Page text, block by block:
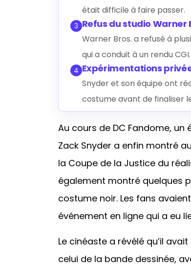
était difficile à faire passer.
3 Refus du studio Warner
Warner Bros. a refusé à
qui a conduit à un rendu CGI.
4 Expérimentations
Snyder et son équipe ont
costume avant de finaliser
Au cours de DC Fandome,
Zack Snyder a enfin montré
la Coupe de la Justice du
également montré quelques
costume noir. Les fans
événement en ligne qui a eu
Le cinéaste a révélé qu’il
celui de la bande dessinée,